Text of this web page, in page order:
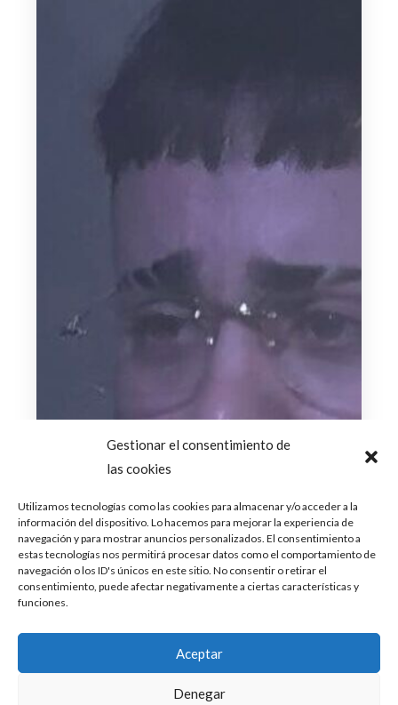
Gestionar el consentimiento de
las cookies
Utilizamos tecnologías como las cookies para almacenar y/o acceder a la
información del dispositivo. Lo hacemos para mejorar la experiencia de
navegación y para mostrar anuncios personalizados. El consentimiento a
estas tecnologías nos permitirá procesar datos como el comportamiento de
navegación o los ID's únicos en este sitio. No consentir o retirar el
consentimiento, puede afectar negativamente a ciertas características y
funciones.
Aceptar
Denegar